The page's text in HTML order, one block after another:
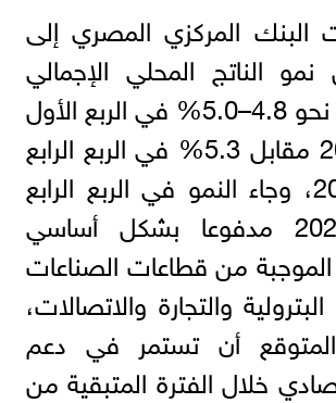
البنك المركزي المصري إلى
الناتج المحلي الإجمالي
الحقيقي إلى نحو 4.8–5.0% في الربع الأول
من عام 2026 مقابل 5.3% في الربع الرابع
من عام 2025، وجاء النمو في الربع الرابع
من عام 2025 مدفوعا بشكل أساسي
من قطاعات الصناعات
والتجارة والاتصالات،
أن تستمر في دعم
خلال الفترة المتبقية من